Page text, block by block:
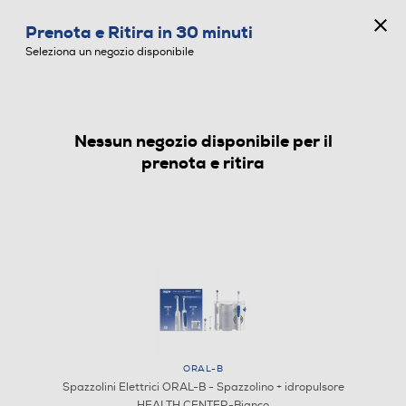
SPAZZOLINI ELETTRICI
Prenota e Ritira in 30 minuti
Seleziona un negozio disponibile
Nessun negozio disponibile per il
prenota e ritira
ORAL-B
Spazzolini Elettrici ORAL-B - Spazzolino + idropulsore